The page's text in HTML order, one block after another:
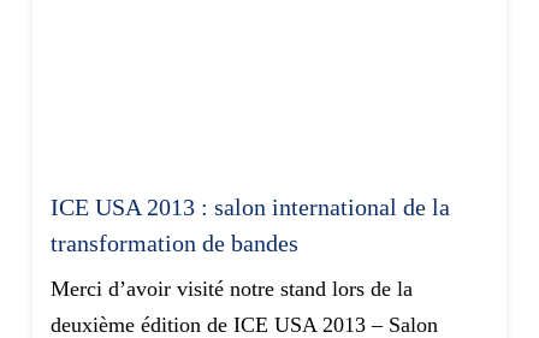
ICE USA 2013 : salon international de la
transformation de bandes
Merci d’avoir visité notre stand lors de la
deuxième édition de ICE USA 2013 – Salon